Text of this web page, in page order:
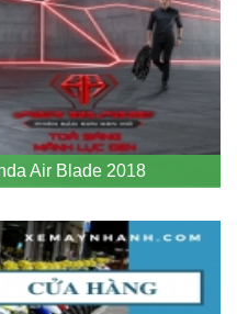
Air Blade 2018